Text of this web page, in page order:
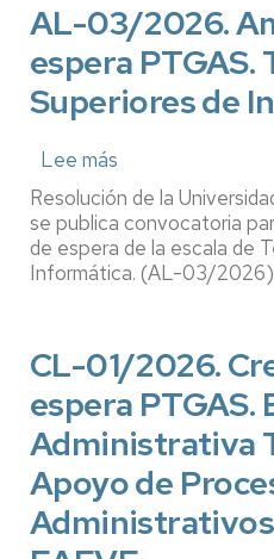
Técnicos
Especialista
de
Laboratorio
especialidad
Biomédica.
Teruel
AL-03/2026.
espera PTGAS.
Superiores de
Lee más
AL-
03/2026.
Ampliación
listas
Técnicos
Superiores
de
Informática
Resolución de la
se publica convocatoria
de espera de la escala de
Informática. (AL-03/
CL-01/2026.
espera PTGAS.
Administrativa
Apoyo de